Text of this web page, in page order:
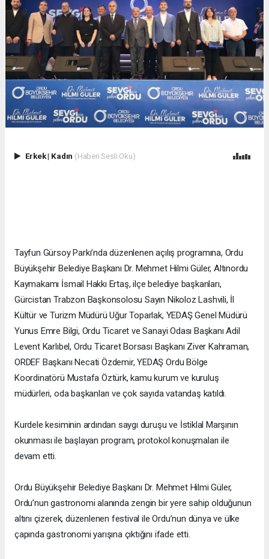
Erkek| Kadın (Haberi Sesli Oku)
Tayfun Gürsoy Parkı’nda düzenlenen açılış programına, Ordu
Büyükşehir Belediye Başkanı Dr. Mehmet Hilmi Güler, Altınordu
Kaymakamı İsmail Hakkı Ertaş, ilçe belediye başkanları,
Gürcistan Trabzon Başkonsolosu Sayın Nikoloz Lashvili, İl
Kültür ve Turizm Müdürü Uğur Toparlak, YEDAŞ Genel Müdürü
Yunus Emre Bilgi, Ordu Ticaret ve Sanayi Odası Başkanı Adil
Levent Karlıbel, Ordu Ticaret Borsası Başkanı Ziver Kahraman,
ORDEF Başkanı Necati Özdemir, YEDAŞ Ordu Bölge
Koordinatörü Mustafa Öztürk, kamu kurum ve kuruluş
müdürleri, oda başkanları ve çok sayıda vatandaş katıldı.
Kurdele kesiminin ardından saygı duruşu ve İstiklal Marşının
okunması ile başlayan program, protokol konuşmaları ile
devam etti.
Ordu Büyükşehir Belediye Başkanı Dr. Mehmet Hilmi Güler,
Ordu’nun gastronomi alanında zengin bir yere sahip olduğunun
altını çizerek, düzenlenen festival ile Ordu’nun dünya ve ülke
çapında gastronomi yarışına çıktığını ifade etti.